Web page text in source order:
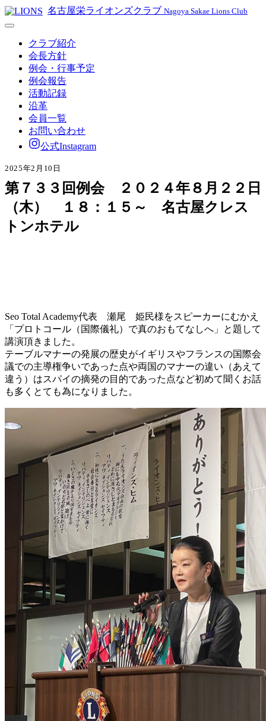
名古屋栄ライオンズクラブ Nagoya Sakae Lions Club
クラブ紹介
会長方針
例会・行事予定
例会報告
活動記録
沿革
会員一覧
お問い合わせ
公式Instagram
2025年2月10日
第７３３回例会 ２０２４年８月２２日
（木） １８：１５～ 名古屋クレス
トンホテル
Seo Total Academy代表 瀬尾 姫民様をスピーカーにむかえ
「プロトコール（国際儀礼）で真のおもてなしへ」と題して
講演頂きました。
テーブルマナーの発展の歴史がイギリスやフランスの国際会
議での主導権争いであった点や両国のマナーの違い（あえて
違う）はスパイの摘発の目的であった点など初めて聞くお話
も多くとても為になりました。